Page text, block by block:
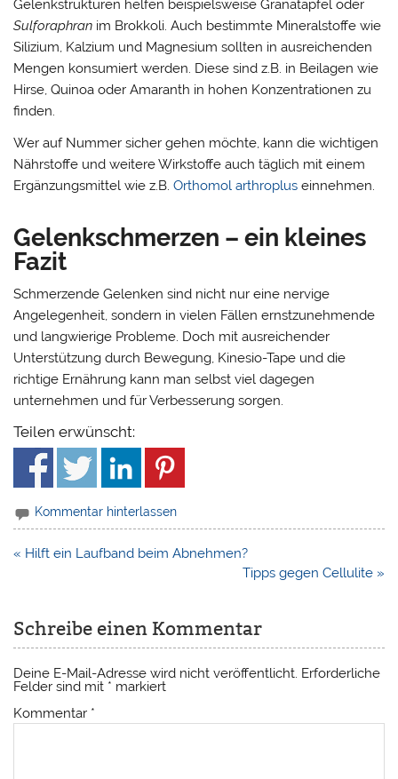
Gelenkstrukturen helfen beispielsweise Granatapfel oder
Sulforaphran im Brokkoli. Auch bestimmte Mineralstoffe wie
Silizium, Kalzium und Magnesium sollten in ausreichenden
Mengen konsumiert werden. Diese sind z.B. in Beilagen wie
Hirse, Quinoa oder Amaranth in hohen Konzentrationen zu
finden.
Wer auf Nummer sicher gehen möchte, kann die wichtigen
Nährstoffe und weitere Wirkstoffe auch täglich mit einem
Ergänzungsmittel wie z.B.Orthomol arthroplus einnehmen.
Gelenkschmerzen – ein kleines
Fazit
Schmerzende Gelenken sind nicht nur eine nervige
Angelegenheit, sondern in vielen Fällen ernstzunehmende
und langwierige Probleme. Doch mit ausreichender
Unterstützung durch Bewegung, Kinesio-Tape und die
richtige Ernährung kann man selbst viel dagegen
unternehmen und für Verbesserung sorgen.
Teilen erwünscht:
Kommentar hinterlassen
Beitragsnavigation
« Hilft ein Laufband beim Abnehmen?
Tipps gegen Cellulite »
Schreibe einen Kommentar
Deine E-Mail-Adresse wird nicht veröffentlicht. Erforderliche
Felder sind mit * markiert
Kommentar *